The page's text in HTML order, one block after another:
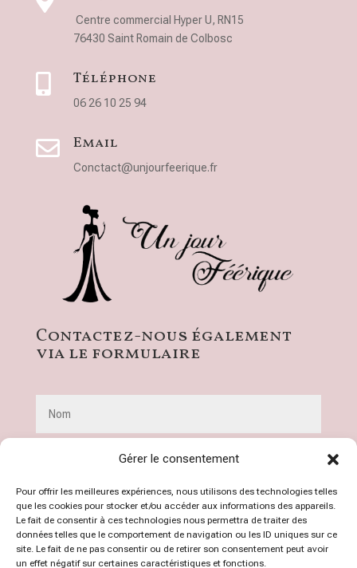
Gérer le consentement
Pour offrir les meilleures expériences, nous utilisons des technologies telles
que les cookies pour stocker et/ou accéder aux informations des appareils.
Le fait de consentir à ces technologies nous permettra de traiter des
données telles que le comportement de navigation ou les ID uniques sur ce
site. Le fait de ne pas consentir ou de retirer son consentement peut avoir
un effet négatif sur certaines caractéristiques et fonctions.
Centre commercial Hyper U, RN15
76430 Saint Romain de Colbosc
 Téléphone
06 26 10 25 94
 Email
Conctact@unjourfeerique.fr
Contactez-nous également
via le formulaire